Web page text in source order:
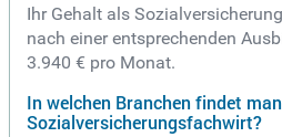
Ihr Gehalt als
nach einer entsprechenden
3.940 € pro Monat.
In welchen Branchen findet
Sozialversicherungsfachwirt?